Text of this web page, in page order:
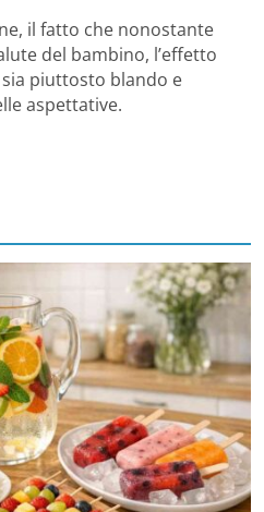
il fatto che nonostante
del bambino, l’effetto
piuttosto blando e
aspettative.